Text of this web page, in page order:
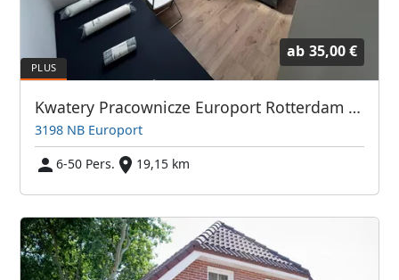
ab 35,00 €
Kwatery Pracownicze Europort Rotterdam i Okolice
3198 NB Europort
6-50 Pers.
19,15 km